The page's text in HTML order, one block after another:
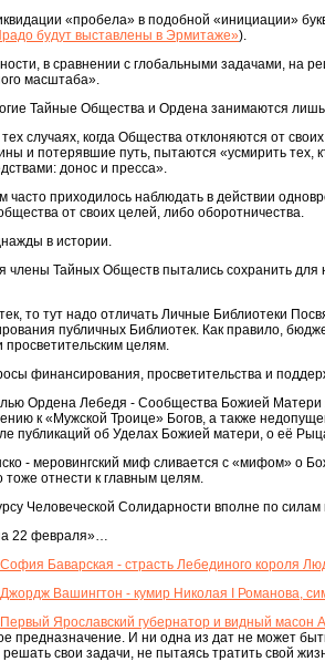
«пробела» в подобной «инициации»
будут выставлены в Эрмитаже»).
в сравнении с глобальными задачами, на
масштаба».
Тайные Общества и Ордена занимаются лишь
случаях, когда Общества отклоняются от
и потерявшие путь, пытаются «усмирить тех,
донос и пресса».
часто приходилось наблюдать в действии
от своих целей, либо оборотничества.
в истории.
Тайных Обществ пытались сохранить для
то тут надо отличать Личные Библиотеки
публичных Библиотек. Как правило,
целям.
финансирования, просветительства и
Ордена Лебедя - Сообщества Божией
к «Мужской Троице» Богов, а также
публикаций об Уделах Божией матери, о её
- меровингский миф сливается с «мифом» о
отнести к главным целям.
Человеческой Солидарности вполне по
22 февраля»…
Баварская - страсть Лебединого короля
Вашингтон - кумир Николая I Романова,
Ярославский губернатор и видный масон
предназначение. И ни одна из дат не может
свои задачи, не пытаясь тратить свой